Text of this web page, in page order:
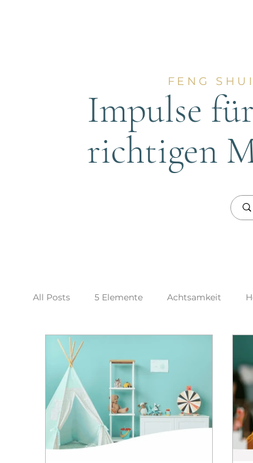
FENG
Impulse
richtigen
All Posts 5 Elemente Achtsamkeit
Ordnung
Monatsenergie